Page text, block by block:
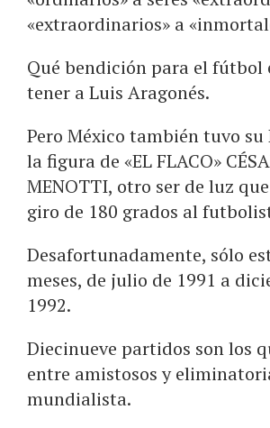
«extraordinarios» a
Qué bendición para el fútbol
tener a Luis Aragonés.
Pero México también tuvo
la figura de «EL FLACO»
MENOTTI, otro ser de luz
giro de 180 grados al
Desafortunadamente, sólo
meses, de julio de 1991 a
1992.
Diecinueve partidos son los
entre amistosos y
mundialista.